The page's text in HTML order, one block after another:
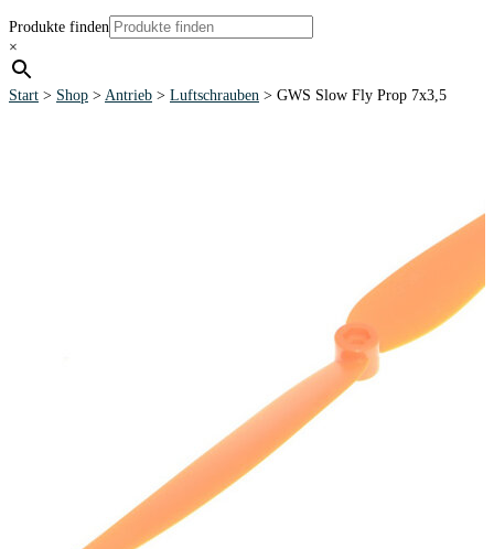
Produkte finden
×
Start > Shop > Antrieb > Luftschrauben > GWS Slow Fly Prop 7x3,5